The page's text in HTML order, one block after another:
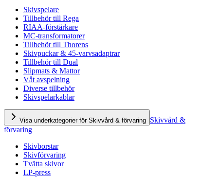
Skivspelare
Tillbehör till Rega
RIAA-förstärkare
MC-transformatorer
Tillbehör till Thorens
Skivpuckar & 45-varvsadaptrar
Tillbehör till Dual
Slipmats & Mattor
Våt avspelning
Diverse tillbehör
Skivspelarkablar
Visa underkategorier för Skivvård & förvaring Skivvård &
förvaring
Skivborstar
Skivförvaring
Tvätta skivor
LP-press